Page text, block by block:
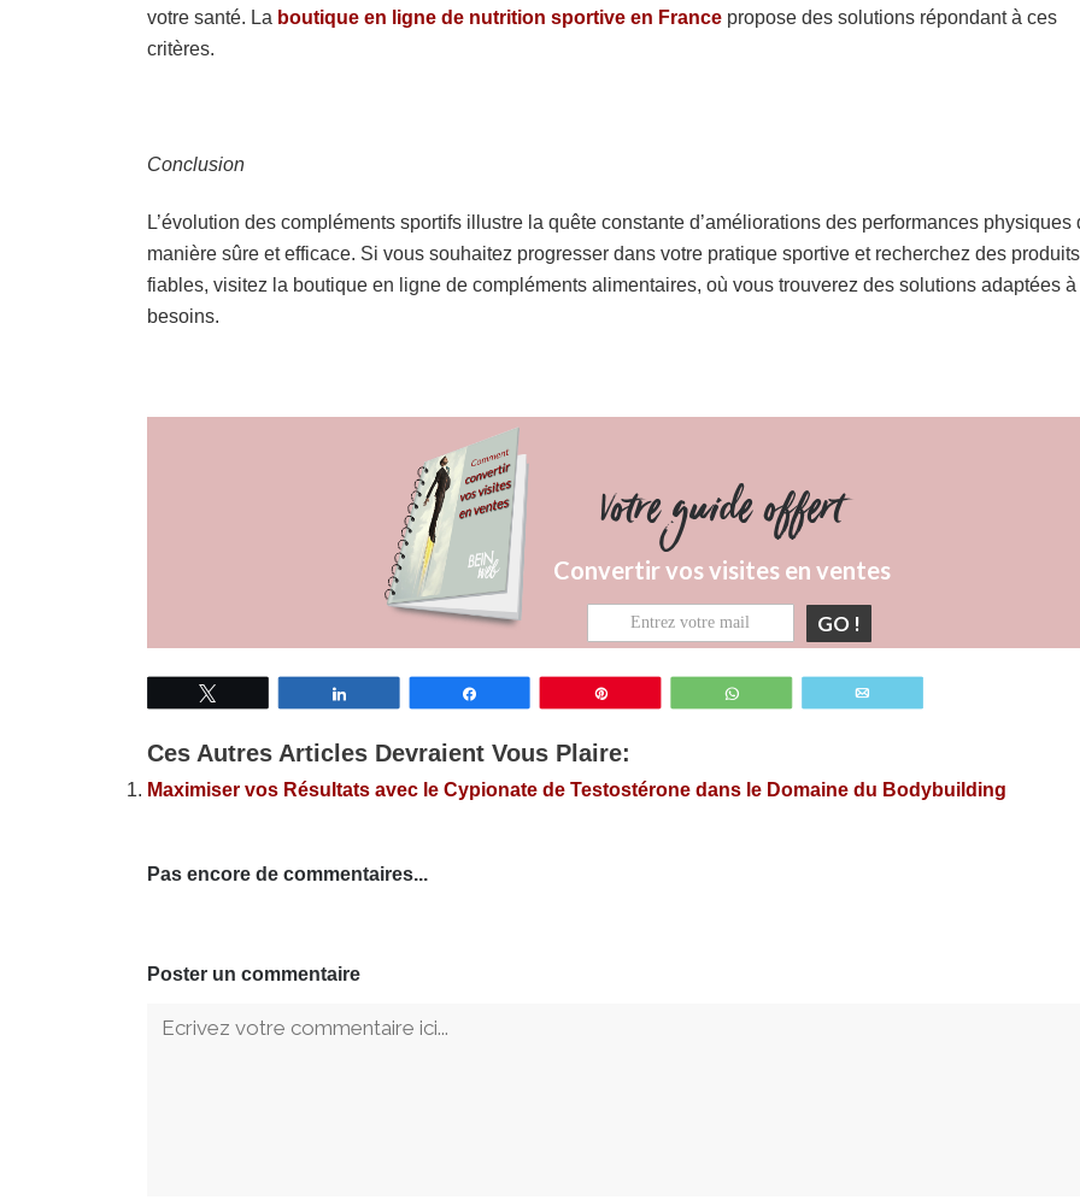
votre santé. La boutique en ligne de nutrition sportive en France propose des solutions répondant à ces
critères.
Conclusion
L’évolution des compléments sportifs illustre la quête constante d’améliorations des performances physiques
manière sûre et efficace. Si vous souhaitez progresser dans votre pratique sportive et recherchez des produits
fiables, visitez la boutique en ligne de compléments alimentaires, où vous trouverez des solutions adaptées à
besoins.
Votre guide offert
Convertir vos visites en ventes
GO !
Ces Autres Articles Devraient Vous Plaire:
Maximiser vos Résultats avec le Cypionate de Testostérone dans le Domaine du Bodybuilding
Pas encore de commentaires...
Poster un commentaire